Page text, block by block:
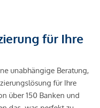
für Ihre
unabhängige Beratung,
für Ihre
über 150 Banken und